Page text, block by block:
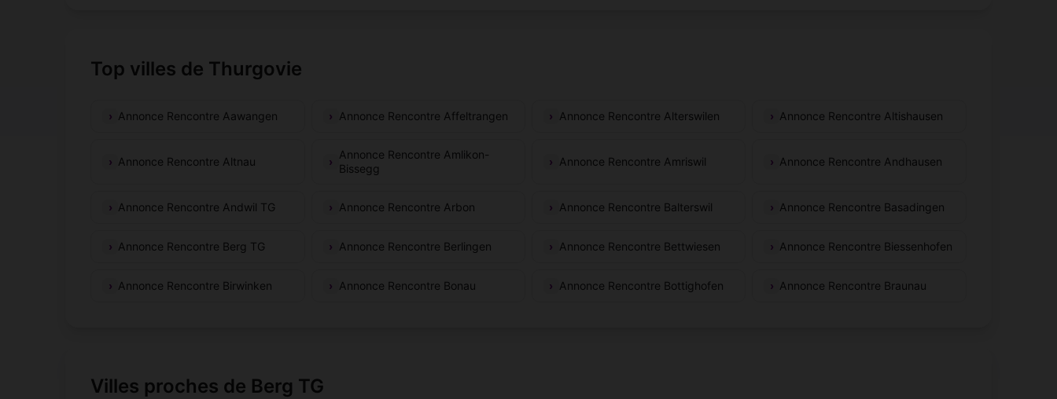
Top villes de Thurgovie
Annonce Rencontre Aawangen Annonce Rencontre Affeltrangen Annonce Rencontre Alterswilen Annonce Rencontre Altishausen
Annonce Rencontre Altnau
Annonce Rencontre Amlikon-
Bissegg
Annonce Rencontre Amriswil Annonce Rencontre Andhausen
Annonce Rencontre Andwil TG Annonce Rencontre Arbon Annonce Rencontre Balterswil Annonce Rencontre Basadingen
Annonce Rencontre Berg TG Annonce Rencontre Berlingen Annonce Rencontre Bettwiesen Annonce Rencontre Biessenhofen
Annonce Rencontre Birwinken Annonce Rencontre Bonau Annonce Rencontre Bottighofen Annonce Rencontre Braunau
Villes proches de Berg TG